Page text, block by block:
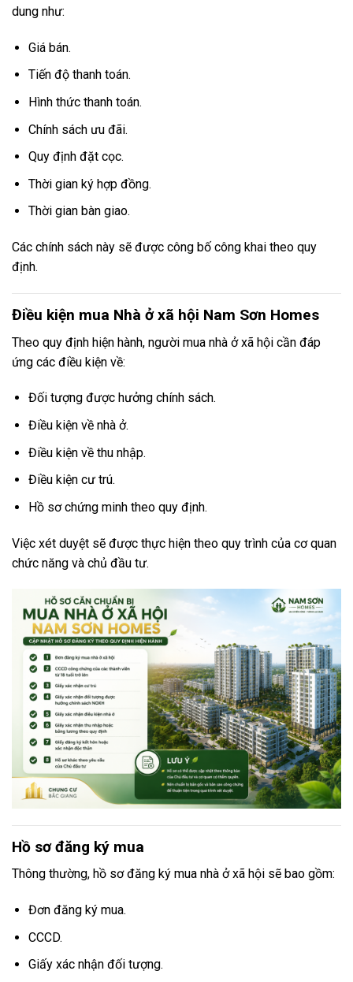
dung như:
Giá bán.
Tiến độ thanh toán.
Hình thức thanh toán.
Chính sách ưu đãi.
Quy định đặt cọc.
Thời gian ký hợp đồng.
Thời gian bàn giao.
Các chính sách này sẽ được công bố công khai theo quy
định.
Điều kiện mua Nhà ở xã hội Nam Sơn Homes
Theo quy định hiện hành, người mua nhà ở xã hội cần đáp
ứng các điều kiện về:
Đối tượng được hưởng chính sách.
Điều kiện về nhà ở.
Điều kiện về thu nhập.
Điều kiện cư trú.
Hồ sơ chứng minh theo quy định.
Việc xét duyệt sẽ được thực hiện theo quy trình của cơ quan
chức năng và chủ đầu tư.
Hồ sơ đăng ký mua
Thông thường, hồ sơ đăng ký mua nhà ở xã hội sẽ bao gồm:
Đơn đăng ký mua.
CCCD.
Giấy xác nhận đối tượng.